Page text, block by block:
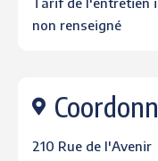
non renseigné
210 Rue de l'Avenir